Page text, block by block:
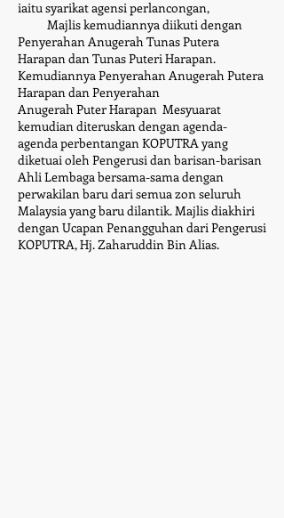
iaitu syarikat agensi perlancongan,
Majlis kemudiannya diikuti dengan
Penyerahan Anugerah Tunas Putera
Harapan dan Tunas Puteri Harapan.
Kemudiannya Penyerahan Anugerah Putera
Harapan dan Penyerahan
AnugerahPuter Harapan Mesyuarat
kemudian diteruskan dengan agenda-
agenda perbentangan KOPUTRA yang
diketuai oleh Pengerusi dan barisan-barisan
Ahli Lembaga bersama-sama dengan
perwakilan baru dari semua zon seluruh
Malaysia yang baru dilantik. Majlis diakhiri
dengan Ucapan Penangguhan dari Pengerusi
KOPUTRA, Hj. Zaharuddin Bin Alias.